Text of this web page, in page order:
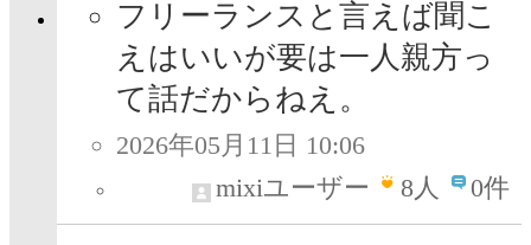
フリーランスと言えば聞こ
えはいいが要は一人親方っ
て話だからねえ。
2026年05月11日 10:06
mixiユーザー
8人 0件